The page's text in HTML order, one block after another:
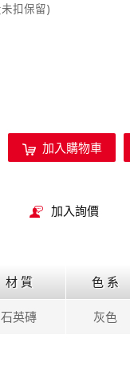
扣保留)
加入購物車
加入詢價
材 質 色 系
石英磚 灰色